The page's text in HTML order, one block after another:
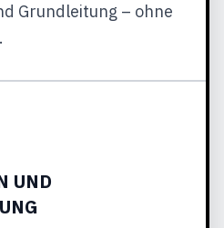
Grundleitung – ohne
UND